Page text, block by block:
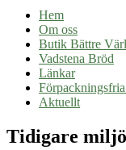
Hem
Om oss
Butik Bättre
Vadstena Bröd
Länkar
Aktuellt
Tidigare